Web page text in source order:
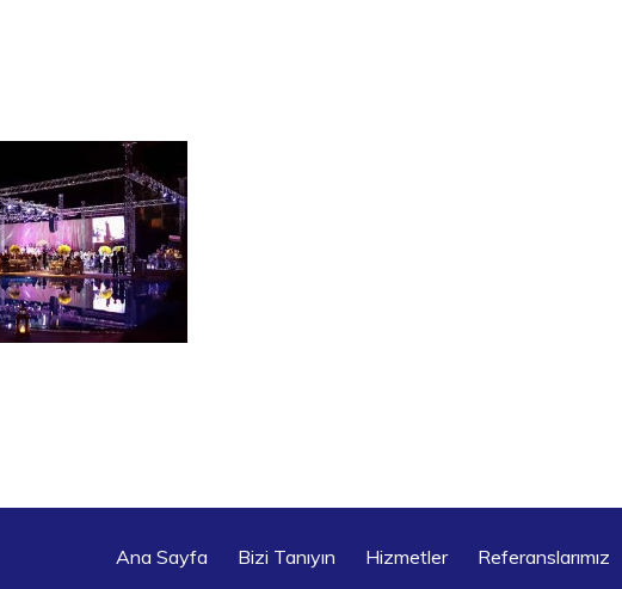
Ana Sayfa Bizi Tanıyın Hizmetler Referanslarımız